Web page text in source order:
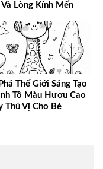
Lòng Kính Mến
Thế Giới Sáng Tạo
Tô Màu Hươu Cao
Thú Vị Cho Bé